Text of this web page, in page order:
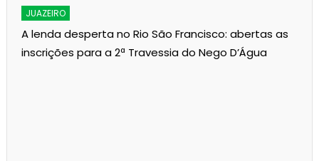
JUAZEIRO
A lenda desperta no Rio São Francisco: abertas as
inscrições para a 2ª Travessia do Nego D’Água